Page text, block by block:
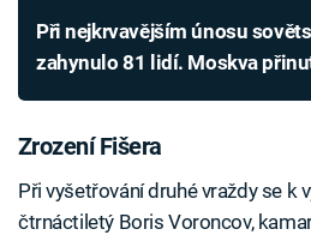
Při nejkrvavějším únosu
zahynulo 81 lidí. Moskva
Zrození Fišera
Při vyšetřování druhé vraždy se k
čtrnáctiletý Boris Voroncov,